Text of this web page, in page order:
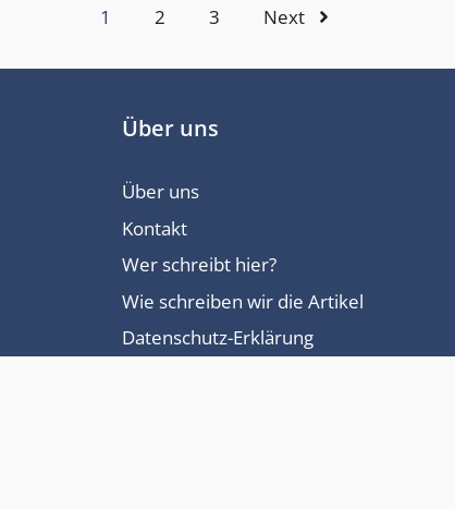
1 2 3 Next
Über uns
Über uns
Kontakt
Wer schreibt hier?
Wie schreiben wir die Artikel
Datenschutz-Erklärung